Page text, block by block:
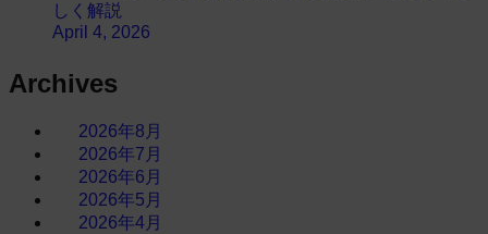
しく解説
April 4, 2026
Archives
2026年8月
2026年7月
2026年6月
2026年5月
2026年4月